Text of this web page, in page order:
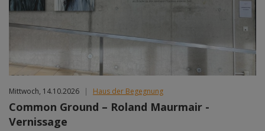
Mittwoch, 14.10.2026 | Haus der Begegnung
Common Ground – Roland Maurmair -
Vernissage